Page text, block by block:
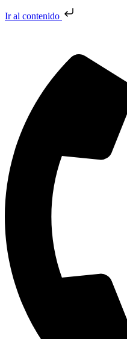
Ir al contenido